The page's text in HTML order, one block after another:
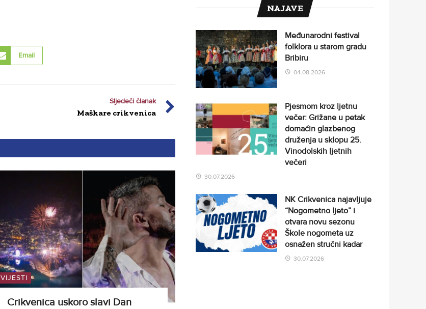
Email
Sljedeći članak
Maškare crikvenica
VIJESTI
Crikvenica uskoro slavi Dan
NAJAVE
Međunarodni festival
folklora u starom gradu
Bribiru
04.08.2026
Pjesmom kroz ljetnu
večer: Grižane u petak
domaćin glazbenog
druženja u sklopu 25.
Vinodolskih ljetnih
večeri
30.07.2026
NK Crikvenica najavljuje
“Nogometno ljeto” i
otvara novu sezonu
Škole nogometa uz
osnažen stručni kadar
30.07.2026